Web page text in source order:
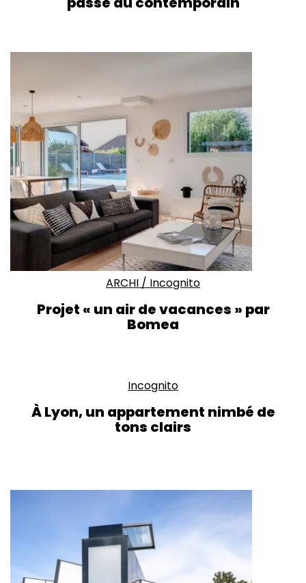
ARCHI / Incognito
Projet « un air de vacances » par
Bomea
Incognito
À Lyon, un appartement nimbé de
tons clairs